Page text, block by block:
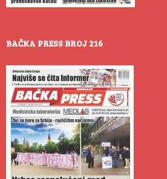
BAČKA PRESS BROJ 216